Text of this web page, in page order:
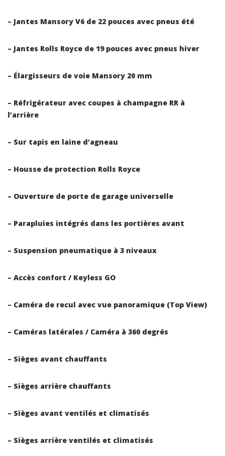
– Jantes Mansory V6 de 22 pouces avec pneus été
– Jantes Rolls Royce de 19 pouces avec pneus hiver
– Élargisseurs de voie Mansory 20 mm
– Réfrigérateur avec coupes à champagne RR à
l’arrière
– Sur tapis en laine d’agneau
– Housse de protection Rolls Royce
– Ouverture de porte de garage universelle
– Parapluies intégrés dans les portières avant
– Suspension pneumatique à 3 niveaux
– Accès confort / Keyless GO
– Caméra de recul avec vue panoramique (Top View)
– Caméras latérales / Caméra à 360 degrés
– Sièges avant chauffants
– Sièges arrière chauffants
– Sièges avant ventilés et climatisés
– Sièges arrière ventilés et climatisés